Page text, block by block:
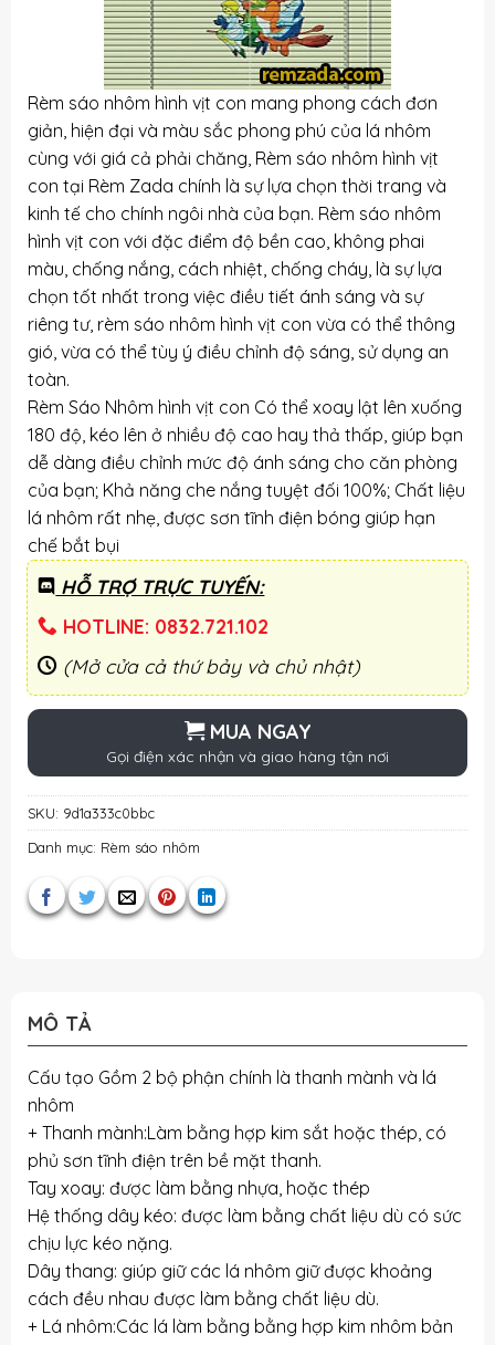
Rèm sáo nhôm hình vịt con mang phong cách đơn
giản, hiện đại và màu sắc phong phú của lá nhôm
cùng với giá cả phải chăng, Rèm sáo nhôm hình vịt
con tại Rèm Zada chính là sự lựa chọn thời trang và
kinh tế cho chính ngôi nhà của bạn. Rèm sáo nhôm
hình vịt con với đặc điểm độ bền cao, không phai
màu, chống nắng, cách nhiệt, chống cháy, là sự lựa
chọn tốt nhất trong việc điều tiết ánh sáng và sự
riêng tư, rèm sáo nhôm hình vịt con vừa có thể thông
gió, vừa có thể tùy ý điều chỉnh độ sáng, sử dụng an
toàn.
Rèm Sáo Nhôm hình vịt con Có thể xoay lật lên xuống
180 độ, kéo lên ở nhiều độ cao hay thả thấp, giúp bạn
dễ dàng điều chỉnh mức độ ánh sáng cho căn phòng
của bạn; Khả năng che nắng tuyệt đối 100%; Chất liệu
lá nhôm rất nhẹ, được sơn tĩnh điện bóng giúp hạn
chế bắt bụi
HỖ TRỢ TRỰC TUYẾN:
HOTLINE: 0832.721.102
(Mở cửa cả thứ bảy và chủ nhật)
MUA NGAY
Gọi điện xác nhận và giao hàng tận nơi
SKU: 9d1a333c0bbc
Danh mục: Rèm sáo nhôm
MÔ TẢ
Cấu tạo Gồm 2 bộ phận chính là thanh mành và lá
nhôm
+ Thanh mành:Làm bằng hợp kim sắt hoặc thép, có
phủ sơn tĩnh điện trên bề mặt thanh.
Tay xoay: được làm bằng nhựa, hoặc thép
Hệ thống dây kéo: được làm bằng chất liệu dù có sức
chịu lực kéo nặng.
Dây thang: giúp giữ các lá nhôm giữ được khoảng
cách đều nhau được làm bằng chất liệu dù.
+ Lá nhôm:Các lá làm bằng bằng hợp kim nhôm bản